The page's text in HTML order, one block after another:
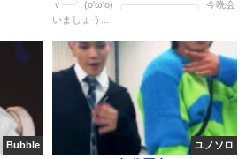
ｖ━╯ (o'ω'o) ╭━━━━━━━╮ 今晩会
いましょう...
Bubble ユノソロ